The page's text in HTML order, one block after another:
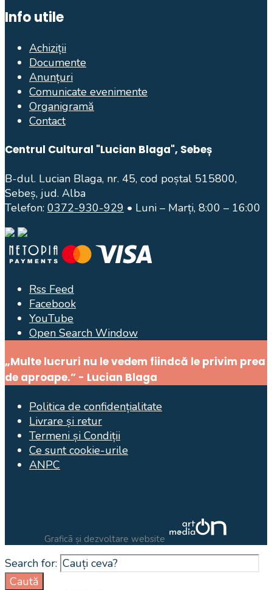
Info utile
Achiziții
Documente
Anunțuri
Comunicate evenimente
Organigramă
Contact
Centrul Cultural "Lucian Blaga", Sebeș
B-dul. Lucian Blaga, nr. 45, cod poștal 515800,
Sebeș, jud. Alba
Telefon: 0372-930-929 • Luni – Marți, 8:00 – 16:00
Rss Feed
Facebook
YouTube
Open Search Window
„Multe lucruri nu le vedem fiindcă le privim prea
de aproape.” - Lucian Blaga
Politica de confidențialitate
Livrare și retur
Termeni și Condiții
Ce sunt cookie-urile
ANPC
Graficã și dezvoltare website
Search for:
Caută